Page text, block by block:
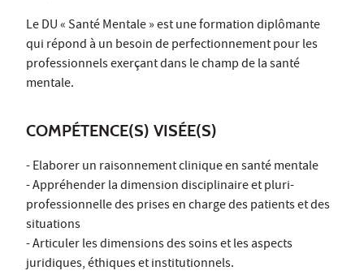
Le DU « Santé Mentale » est une formation diplômante
qui répond à un besoin de perfectionnement pour les
professionnels exerçant dans le champ de la santé
mentale.
COMPÉTENCE(S) VISÉE(S)
- Elaborer un raisonnement clinique en santé mentale
- Appréhender la dimension disciplinaire et pluri-
professionnelle des prises en charge des patients et des
situations
- Articuler les dimensions des soins et les aspects
juridiques, éthiques et institutionnels.